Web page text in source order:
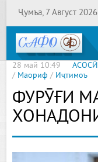
Ҷумъа, 7 Август 2026
28 май 10:49 АСОСӢ
/ Маориф / Иҷтимоъ
ФУРӮҒИ